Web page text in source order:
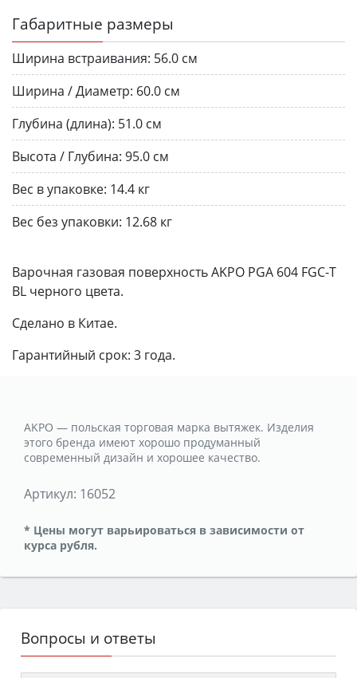
Габаритные размеры
Ширина встраивания: 56.0 см
Ширина / Диаметр: 60.0 см
Глубина (длина): 51.0 см
Высота / Глубина: 95.0 см
Вес в упаковке: 14.4 кг
Вес без упаковки: 12.68 кг
Варочная газовая поверхность AKPO PGA 604 FGC-T
BL черного цвета.
Сделано в Китае.
Гарантийный срок: 3 года.
AKPO — польская торговая марка вытяжек. Изделия
этого бренда имеют хорошо продуманный
современный дизайн и хорошее качество.
Артикул: 16052
* Цены могут варьироваться в зависимости от
курса рубля.
Вопросы и ответы